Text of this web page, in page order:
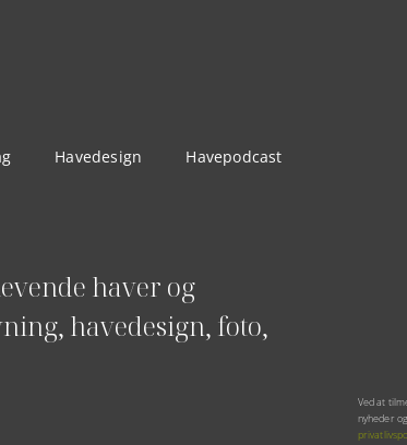
Havedesign Havepodcast
haver og
havedesign, foto,
Ved at
nyheder